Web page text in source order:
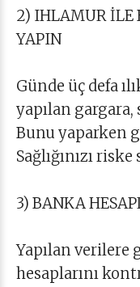
2) IHLAMUR İLE
YAPIN
Günde üç defa
yapılan
Bunu yaparken
Sağlığınızı
3) BANKA
Yapılan verilere
hesaplarını